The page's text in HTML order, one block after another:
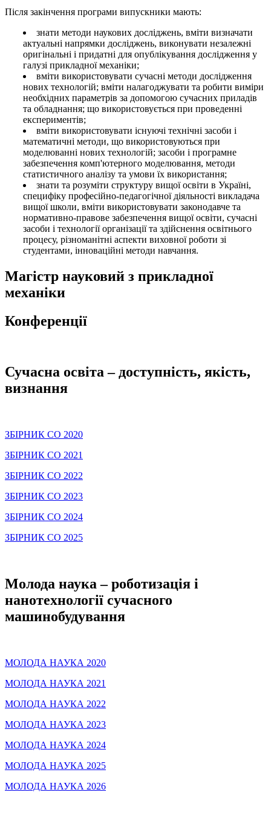
Після закінчення програми випускники мають:
знати методи наукових досліджень, вміти визначати
актуальні напрямки досліджень, виконувати незалежні
оригінальні і придатні для опублікування дослідження у
галузі прикладної механіки;
вміти використовувати сучасні методи дослідження
нових технологій; вміти налагоджувати та робити виміри
необхідних параметрів за допомогою сучасних приладів
та обладнання; що використовується при проведенні
експериментів;
вміти використовувати існуючі технічні засоби і
математичні методи, що використовуються при
моделюванні нових технологій; засоби і програмне
забезпечення комп'ютерного моделювання, методи
статистичного аналізу та умови їх використання;
знати та розуміти структуру вищої освіти в Україні,
специфіку професійно-педагогічної діяльності викладача
вищої школи, вміти використовувати законодавче та
нормативно-правове забезпечення вищої освіти, сучасні
засоби і технології організації та здійснення освітнього
процесу, різноманітні аспекти виховної роботи зі
студентами, інноваційні методи навчання.
Магістр науковий з прикладної
механіки
Конференції
Сучасна освіта – доступність, якість,
визнання
ЗБІРНИК СО 2020
ЗБІРНИК СО 2021
ЗБІРНИК СО 2022
ЗБІРНИК СО 2023
ЗБІРНИК СО 2024
ЗБІРНИК СО 2025
Молода наука – роботизація і
нанотехнології сучасного
машинобудування
МОЛОДА НАУКА 2020
МОЛОДА НАУКА 2021
МОЛОДА НАУКА 2022
МОЛОДА НАУКА 2023
МОЛОДА НАУКА 2024
МОЛОДА НАУКА 2025
МОЛОДА НАУКА 2026